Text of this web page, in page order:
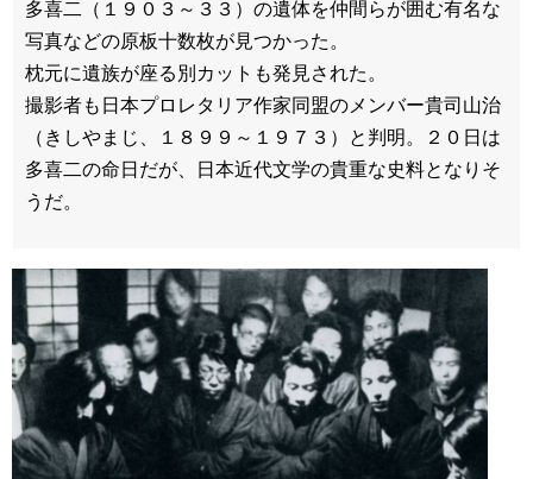
多喜二（１９０３～３３）の遺体を仲間らが囲む有名な
写真などの原板十数枚が見つかった。
枕元に遺族が座る別カットも発見された。
撮影者も日本プロレタリア作家同盟のメンバー貴司山治
（きしやまじ、１８９９～１９７３）と判明。２０日は
多喜二の命日だが、日本近代文学の貴重な史料となりそ
うだ。